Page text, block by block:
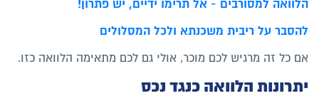
הלוואה למסורבים - אל תרימו ידיים, יש פתרון!
להסבר על ריבית משכנתא ולכל המסלולים
אם כל זה מרגיש לכם מוכר, אולי גם לכם מתאימה הלוואה כזו.
יתרונות הלוואה כנגד נכס